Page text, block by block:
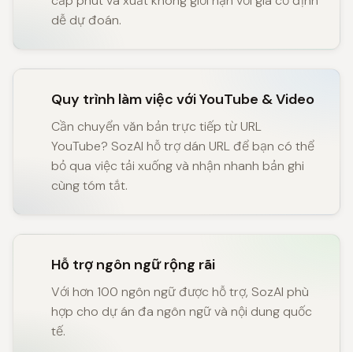
dễ dự đoán.
Quy trình làm việc với YouTube & Video
Cần chuyển văn bản trực tiếp từ URL
YouTube? SozAI hỗ trợ dán URL để bạn có thể
bỏ qua việc tải xuống và nhận nhanh bản ghi
cùng tóm tắt.
Hỗ trợ ngôn ngữ rộng rãi
Với hơn 100 ngôn ngữ được hỗ trợ, SozAI phù
hợp cho dự án đa ngôn ngữ và nội dung quốc
tế.